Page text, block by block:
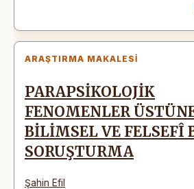
ARAŞTIRMA MAKALESI
PARAPSİKOLOJİK
FENOMENLER
BİLİMSEL VE FELSEFÎ
SORUŞTURMA
Şahin Efil